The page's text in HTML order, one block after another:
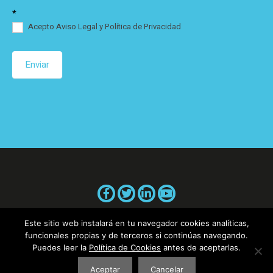
*
Acepto Aviso Legal y Política de Privacidad
Enviar
Aviso legal|Política de cookies
Este sitio web instalará en tu navegador cookies analíticas,
funcionales propias y de terceros si continúas navegando.
Puedes leer la Política de Cookies antes de aceptarlas.
Aceptar Cancelar